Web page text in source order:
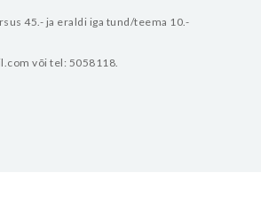
45.- ja eraldi iga tund/teema 10.-
või tel: 5058118.